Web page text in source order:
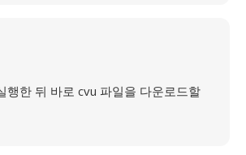
행한 뒤 바로 cvu 파일을 다운로드할